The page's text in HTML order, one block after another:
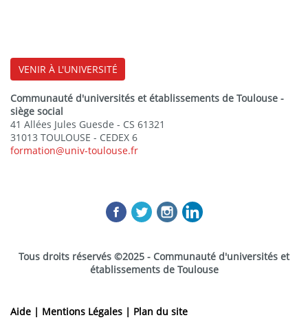
VENIR À L'UNIVERSITÉ
Communauté d'universités et établissements de Toulouse -
siège social
41 Allées Jules Guesde - CS 61321
31013 TOULOUSE - CEDEX 6
formation@univ-toulouse.fr
Tous droits réservés ©2025 - Communauté d'universités et
établissements de Toulouse
Aide | Mentions Légales | Plan du site